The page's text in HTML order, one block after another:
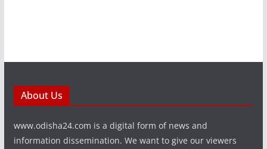
About Us
www.odisha24.com is a digital form of news and
information dissemination. We want to give our viewers